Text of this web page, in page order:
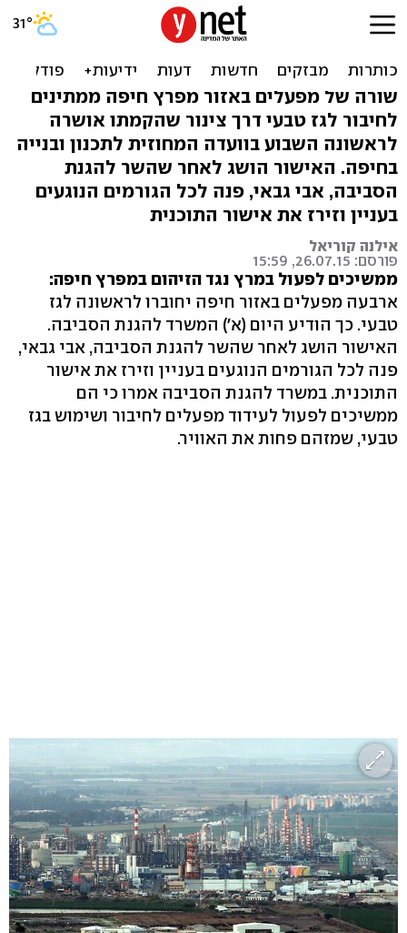
השר גבאי לחץ: 4 מפעלים
בחיפה יחוברו לגז טבעי
שורה של מפעלים באזור מפרץ חיפה ממתינים
לחיבור לגז טבעי דרך צינור שהקמתו אושרה
לראשונה השבוע בוועדה המחוזית לתכנון ובנייה
בחיפה. האישור הושג לאחר שהשר להגנת
הסביבה, אבי גבאי, פנה לכל הגורמים הנוגעים
בעניין וזירז את אישור התוכנית
אילנה קוריאל
פורסם: 26.07.15, 15:59
ממשיכים לפעול במרץ נגד הזיהום במפרץ חיפה:
ארבעה מפעלים באזור חיפה יחוברו לראשונה לגז
טבעי. כך הודיע היום (א') המשרד להגנת הסביבה.
האישור הושג לאחר שהשר להגנת הסביבה, אבי גבאי,
פנה לכל הגורמים הנוגעים בעניין וזירז את אישור
התוכנית. במשרד להגנת הסביבה אמרו כי הם
ממשיכים לפעול לעידוד מפעלים לחיבור ושימוש בגז
טבעי, שמזהם פחות את האוויר.